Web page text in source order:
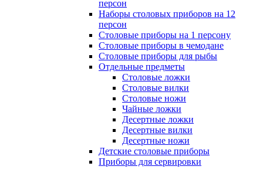
персон
Наборы столовых приборов на 12
персон
Столовые приборы на 1 персону
Столовые приборы в чемодане
Столовые приборы для рыбы
Отдельные предметы
Столовые ложки
Столовые вилки
Столовые ножи
Чайные ложки
Десертные ложки
Десертные вилки
Десертные ножи
Детские столовые приборы
Приборы для сервировки